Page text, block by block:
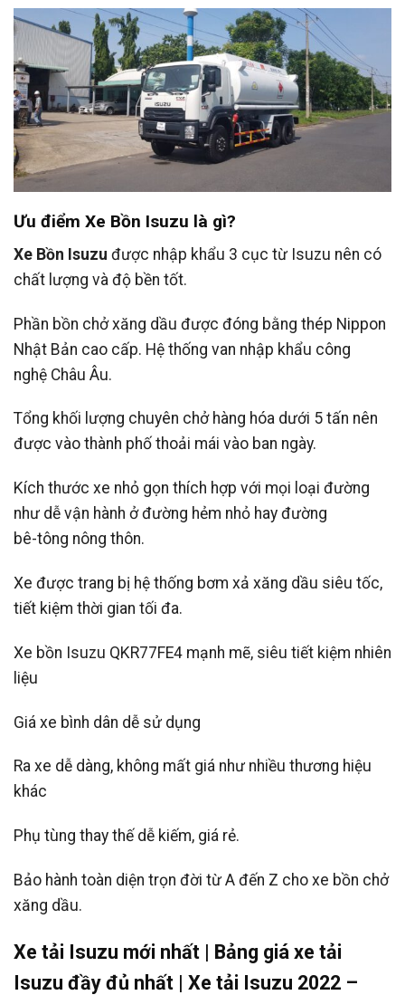
Ưu điểm Xe Bồn Isuzu là gì?
Xe Bồn Isuzu được nhập khẩu 3 cục từ Isuzu nên có
chất lượng và độ bền tốt.
Phần bồn chở xăng dầu được đóng bằng thép Nippon
Nhật Bản cao cấp. Hệ thống van nhập khẩu công
nghệ Châu Âu.
Tổng khối lượng chuyên chở hàng hóa dưới 5 tấn nên
được vào thành phố thoải mái vào ban ngày.
Kích thước xe nhỏ gọn thích hợp với mọi loại đường
như dễ vận hành ở đường hẻm nhỏ hay đường
bê-tông nông thôn.
Xe được trang bị hệ thống bơm xả xăng dầu siêu tốc,
tiết kiệm thời gian tối đa.
Xe bồn Isuzu QKR77FE4 mạnh mẽ, siêu tiết kiệm nhiên
liệu
Giá xe bình dân dễ sử dụng
Ra xe dễ dàng, không mất giá như nhiều thương hiệu
khác
Phụ tùng thay thế dễ kiếm, giá rẻ.
Bảo hành toàn diện trọn đời từ A đến Z cho xe bồn chở
xăng dầu.
Xe tải Isuzu mới nhất | Bảng giá xe tải
Isuzu đầy đủ nhất | Xe tải Isuzu 2022 –